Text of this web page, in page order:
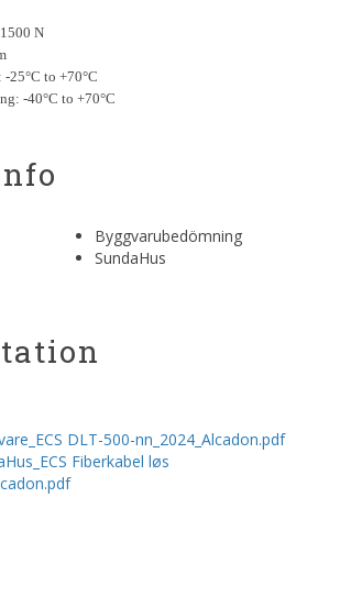
N
25°C to +70°C
-40°C to +70°C
Byggvarubedömning
SundaHus
DLT-500-nn_2024_Alcadon.pdf
Fiberkabel løs